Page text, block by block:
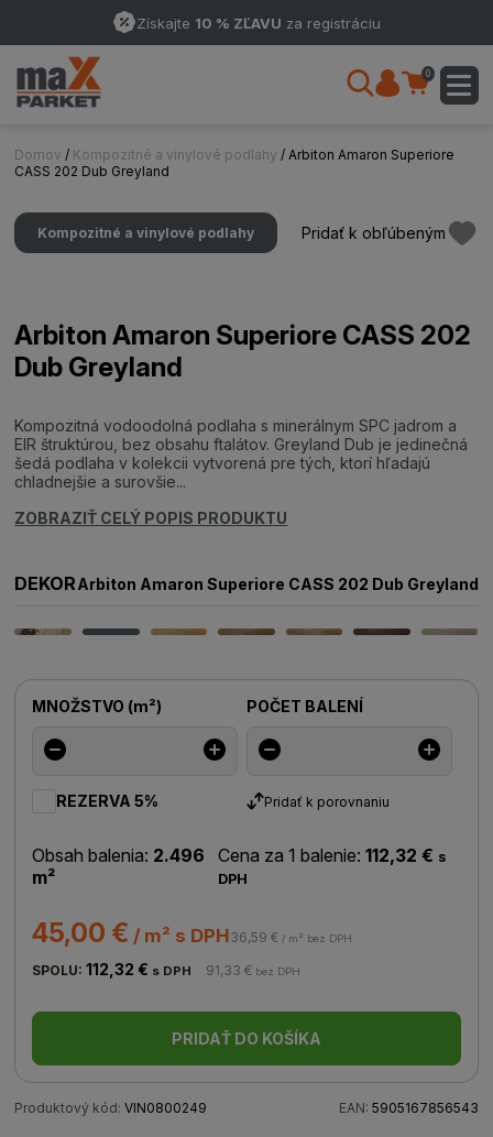
Získajte 10 % ZĽAVU za registráciu
0
Domov / Kompozitné a vinylové podlahy / Arbiton Amaron Superiore
CASS 202 Dub Greyland
Kompozitné a vinylové podlahy Pridať k obľúbeným
Arbiton Amaron Superiore CASS 202
Dub Greyland
Kompozitná vodoodolná podlaha s minerálnym SPC jadrom a
EIR štruktúrou, bez obsahu ftalátov. Greyland Dub je jedinečná
šedá podlaha v kolekcii vytvorená pre tých, ktorí hľadajú
chladnejšie a surovšie...
ZOBRAZIŤ CELÝ POPIS PRODUKTU
DEKORArbiton Amaron Superiore CASS 202 Dub Greyland
MNOŽSTVO (m²) POČET BALENÍ
REZERVA 5% Pridať k porovnaniu
Obsah balenia: 2.496
m²
Cena za 1 balenie: 112,32 € s
DPH
45,00 € / m² s DPH36,59 € / m² bez DPH
SPOLU:112,32 € s DPH 91,33 € bez DPH
PRIDAŤ DO KOŠÍKA
Produktový kód: VIN0800249 EAN: 5905167856543